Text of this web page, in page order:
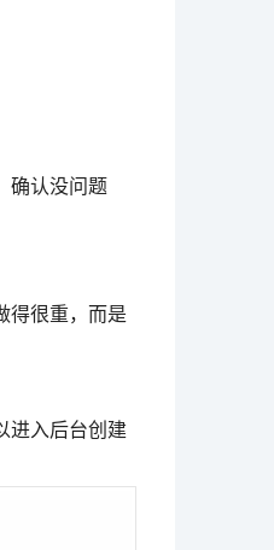
确认没问题
得很重，而是
进入后台创建